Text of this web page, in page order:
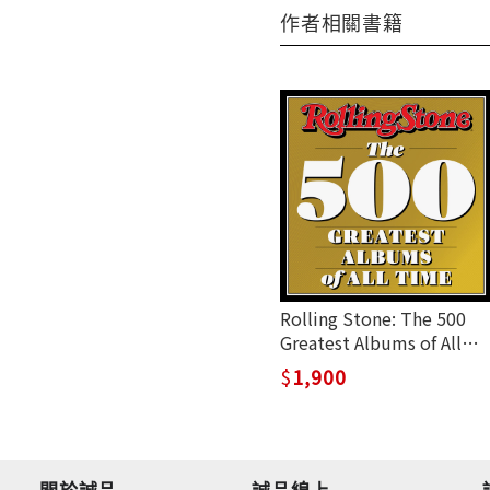
作者相關書籍
Rolling Stone: The 500
Greatest Albums of All
Time
1,900